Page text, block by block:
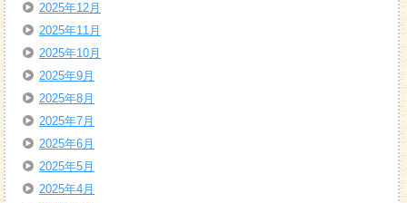
2025年12月
2025年11月
2025年10月
2025年9月
2025年8月
2025年7月
2025年6月
2025年5月
2025年4月